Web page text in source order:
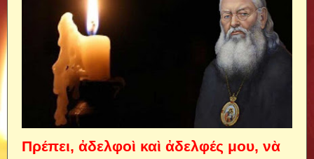
Πρέπει, ἀδελφοὶ καὶ ἀδελφές μου, νὰ